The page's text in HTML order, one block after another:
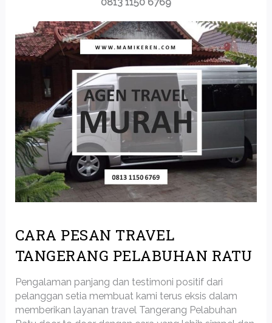
0813 1150 6769
CARA PESAN TRAVEL
TANGERANG PELABUHAN RATU
Pengalaman panjang dan testimoni positif dari
pelanggan setia membuat kami terus eksis dalam
memberikan layanan travel Tangerang Pelabuhan